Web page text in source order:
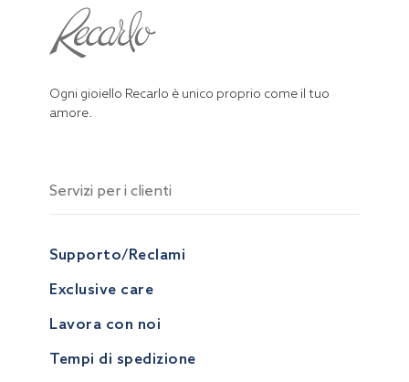
Ogni gioiello Recarlo è unico proprio come il tuo
amore.
Servizi per i clienti
Supporto/Reclami
Exclusive care
Lavora con noi
Tempi di spedizione